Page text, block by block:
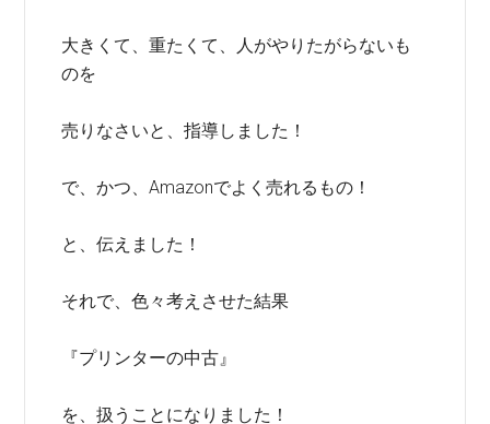
大きくて、重たくて、人がやりたがらないも
のを
売りなさいと、指導しました！
で、かつ、Amazonでよく売れるもの！
と、伝えました！
それで、色々考えさせた結果
『プリンターの中古』
を、扱うことになりました！